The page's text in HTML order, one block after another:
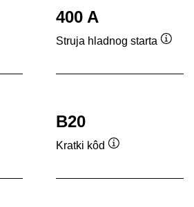
400 A
Struja hladnog starta
B20
Kratki kôd